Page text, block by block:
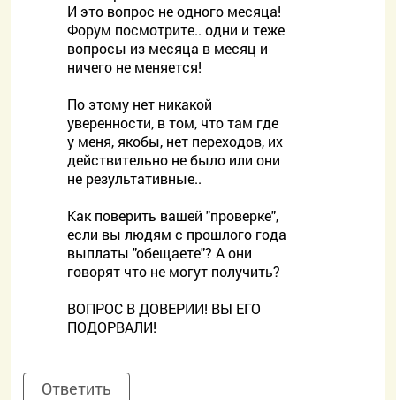
И это вопрос не одного месяца!
Форум посмотрите.. одни и теже
вопросы из месяца в месяц и
ничего не меняется!
По этому нет никакой
уверенности, в том, что там где
у меня, якобы, нет переходов, их
действительно не было или они
не результативные..
Как поверить вашей "проверке",
если вы людям с прошлого года
выплаты "обещаете"? А они
говорят что не могут получить?
ВОПРОС В ДОВЕРИИ! ВЫ ЕГО
ПОДОРВАЛИ!
Ответить